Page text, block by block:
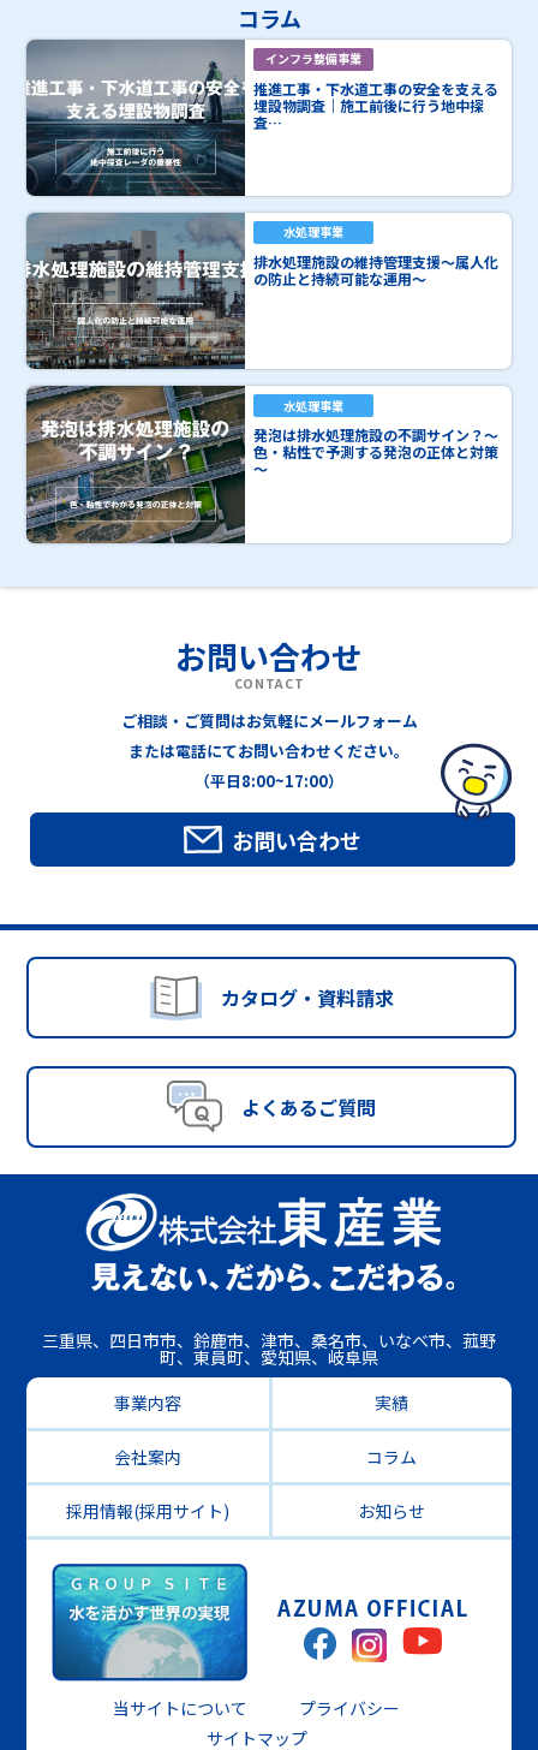
コラム
インフラ整備事業
推進工事・下水道工事の安全を支える
埋設物調査｜施工前後に行う地中探
査…
水処理事業
排水処理施設の維持管理支援～属人化
の防止と持続可能な運用～
水処理事業
発泡は排水処理施設の不調サイン？～
色・粘性で予測する発泡の正体と対策
～
お問い合わせ
CONTACT
ご相談・ご質問はお気軽にメールフォーム
または電話にてお問い合わせください。
（平日8:00~17:00）
お問い合わせ
カタログ・資料請求
よくあるご質問
三重県、四日市市、鈴鹿市、津市、桑名市、いなべ市、菰野
町、東員町、愛知県、岐阜県
事業内容
実績
会社案内 コラム
採用情報(採用サイト) お知らせ
当サイトについて
プライバシー
サイトマップ